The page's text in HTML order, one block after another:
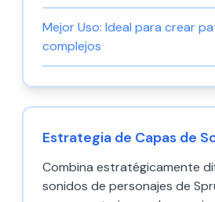
Mejor Uso: Ideal para crear
complejos
Estrategia de Capas de
Combina estratégicamente
sonidos de personajes de